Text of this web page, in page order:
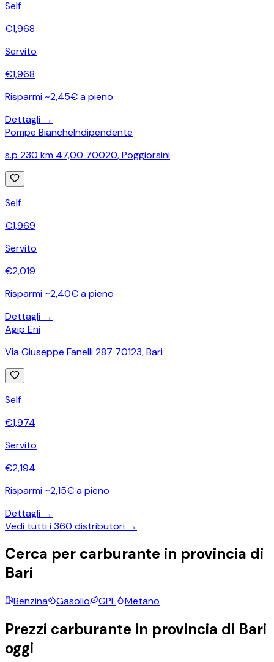
Self
€1,968
Servito
€1,968
Risparmi ~2,45€ a pieno
Dettagli →
Pompe BiancheIndipendente
s.p 230 km 47,00 70020,Poggiorsini
Self
€1,969
Servito
€2,019
Risparmi ~2,40€ a pieno
Dettagli →
Agip Eni
Via Giuseppe Fanelli 287 70123,Bari
Self
€1,974
Servito
€2,194
Risparmi ~2,15€ a pieno
Dettagli →
Vedi tutti i360 distributori →
Cerca per carburante in provincia di
Bari
Benzina Gasolio GPL Metano
Prezzi carburante in provincia di Bari
oggi